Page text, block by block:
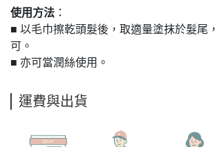
使用方法 ：
■ 以毛巾擦乾頭髮後，取適量塗抹於髮尾
可。
■ 亦可當潤絲使用。
運費與出貨